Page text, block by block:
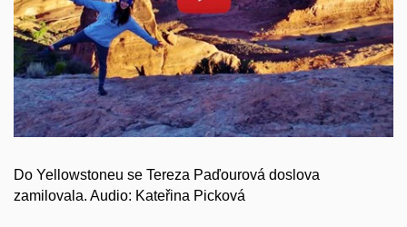
Otevřít na youtube.com
Do Yellowstoneu se Tereza Paďourová doslova
zamilovala. Audio: Kateřina Picková